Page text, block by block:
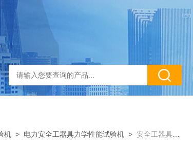
机 > 电力安全工器具力学性能试验机 >安全工器具力学性能、电力拉力试验机